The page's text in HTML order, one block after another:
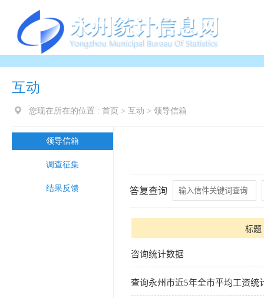
互动
您现在所在的位置 : 首页 > 互动 > 领导信箱
领导信箱
调查征集
结果反馈